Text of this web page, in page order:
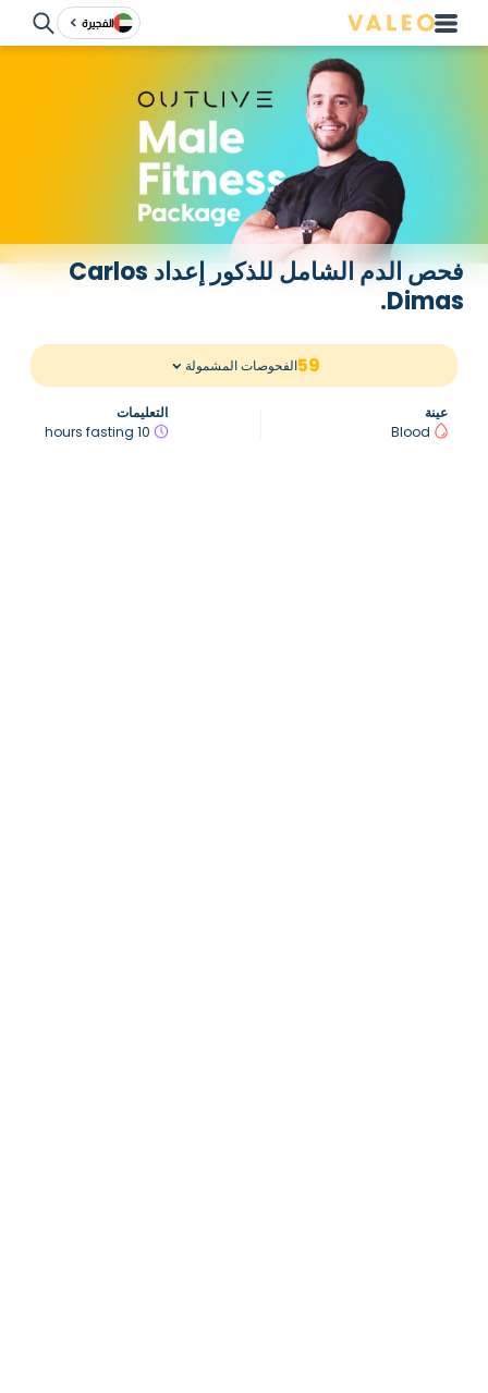
الفجيرة
فحص الدم الشامل للذكور إعداد Carlos
Dimas.
59الفحوصات المشمولة
عينة
Blood
التعليمات
10 hours fasting